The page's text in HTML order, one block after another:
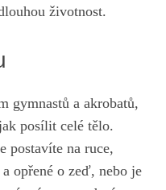
životnost.
gymnastů a akrobatů,
⁤posílit celé tělo.‌
postavíte na ruce,
opřené o zeď, nebo je